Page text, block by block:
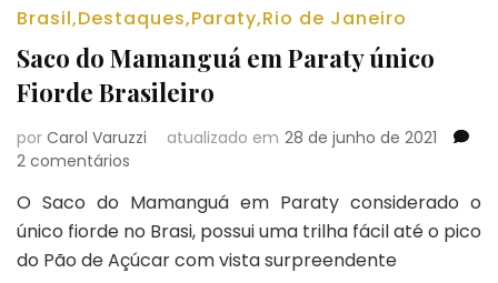
Brasil,Destaques,Paraty,Rio de Janeiro
Saco do Mamanguá em Paraty único
Fiorde Brasileiro
por Carol Varuzzi atualizado em 28 de junho de 2021
2 comentários
do
Mamanguá
em
O Saco do Mamanguá em Paraty considerado o
único fiorde no Brasi, possui uma trilha fácil até o pico
do Pão de Açúcar com vista surpreendente